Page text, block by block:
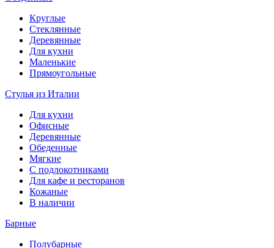
Круглые
Стеклянные
Деревянные
Для кухни
Маленькие
Прямоугольные
Стулья из Италии
Для кухни
Офисные
Деревянные
Обеденные
Мягкие
С подлокотниками
Для кафе и ресторанов
Кожаные
В наличии
Барные
Полубарные